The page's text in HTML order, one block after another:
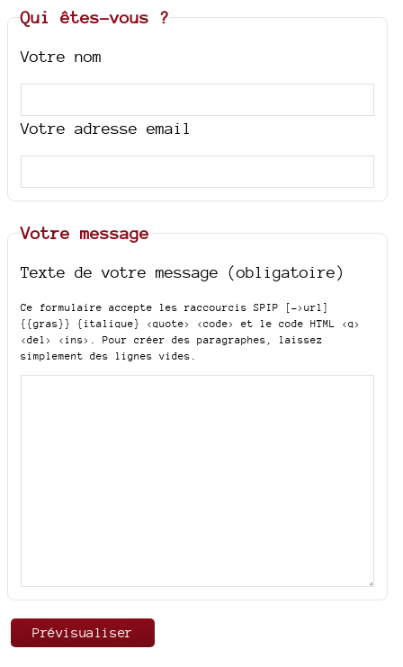
Qui êtes-vous ?
Votre nom
Votre adresse email
Votre message
Texte de votre message (obligatoire)
Ce formulaire accepte les raccourcis SPIP
[->url]
{{gras}} {italique} <quote> <code>
et le code HTML <q>
<del> <ins>
. Pour créer des paragraphes, laissez
simplement des lignes vides.